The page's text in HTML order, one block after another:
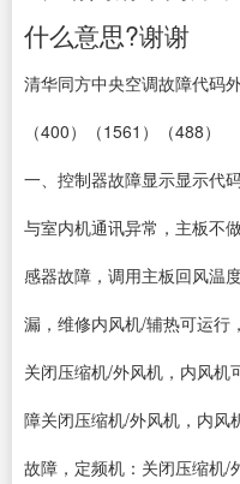
什么意思?谢谢
清华同方中央空调故障代码
（400）（1561）（488）
一、控制器故障显示显示代
与室内机通讯异常，主板不
感器故障，调用主板回风温
漏，维修内风机/辅热可运行
关闭压缩机/外风机，内风机
障关闭压缩机/外风机，内风
故障，定频机：关闭压缩机/